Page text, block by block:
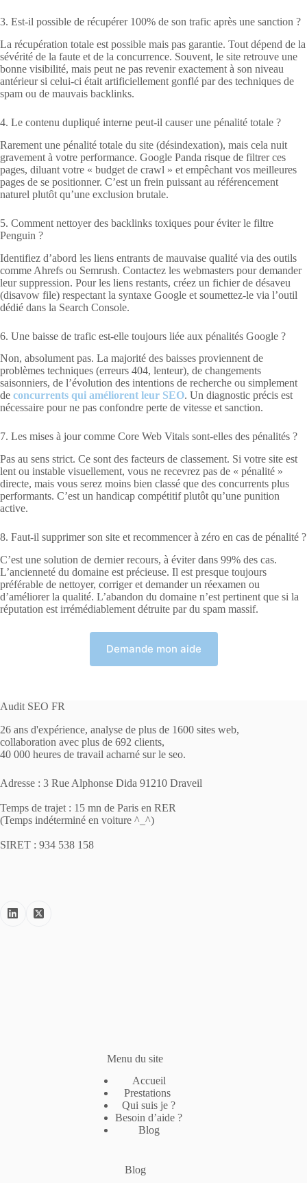
3. Est-il possible de récupérer 100% de son trafic après une sanction ?
La récupération totale est possible mais pas garantie. Tout dépend de la
sévérité de la faute et de la concurrence. Souvent, le site retrouve une
bonne visibilité, mais peut ne pas revenir exactement à son niveau
antérieur si celui-ci était artificiellement gonflé par des techniques de
spam ou de mauvais backlinks.
4. Le contenu dupliqué interne peut-il causer une pénalité totale ?
Rarement une pénalité totale du site (désindexation), mais cela nuit
gravement à votre performance. Google Panda risque de filtrer ces
pages, diluant votre « budget de crawl » et empêchant vos meilleures
pages de se positionner. C’est un frein puissant au référencement
naturel plutôt qu’une exclusion brutale.
5. Comment nettoyer des backlinks toxiques pour éviter le filtre
Penguin ?
Identifiez d’abord les liens entrants de mauvaise qualité via des outils
comme Ahrefs ou Semrush. Contactez les webmasters pour demander
leur suppression. Pour les liens restants, créez un fichier de désaveu
(disavow file) respectant la syntaxe Google et soumettez-le via l’outil
dédié dans la Search Console.
6. Une baisse de trafic est-elle toujours liée aux pénalités Google ?
Non, absolument pas. La majorité des baisses proviennent de
problèmes techniques (erreurs 404, lenteur), de changements
saisonniers, de l’évolution des intentions de recherche ou simplement
de concurrents qui améliorent leur SEO. Un diagnostic précis est
nécessaire pour ne pas confondre perte de vitesse et sanction.
7. Les mises à jour comme Core Web Vitals sont-elles des pénalités ?
Pas au sens strict. Ce sont des facteurs de classement. Si votre site est
lent ou instable visuellement, vous ne recevrez pas de « pénalité »
directe, mais vous serez moins bien classé que des concurrents plus
performants. C’est un handicap compétitif plutôt qu’une punition
active.
8. Faut-il supprimer son site et recommencer à zéro en cas de pénalité ?
C’est une solution de dernier recours, à éviter dans 99% des cas.
L’ancienneté du domaine est précieuse. Il est presque toujours
préférable de nettoyer, corriger et demander un réexamen ou
d’améliorer la qualité. L’abandon du domaine n’est pertinent que si la
réputation est irrémédiablement détruite par du spam massif.
Demande mon aide
Audit SEO FR
26 ans d'expérience, analyse de plus de 1600 sites web,
collaboration avec plus de 692 clients,
40 000 heures de travail acharné sur le seo.
Adresse : 3 Rue Alphonse Dida 91210 Draveil
Temps de trajet : 15 mn de Paris en RER
(Temps indéterminé en voiture ^_^)
SIRET : 934 538 158
Menu du site
Accueil
Prestations
Qui suis je ?
Besoin d’aide ?
Blog
Blog